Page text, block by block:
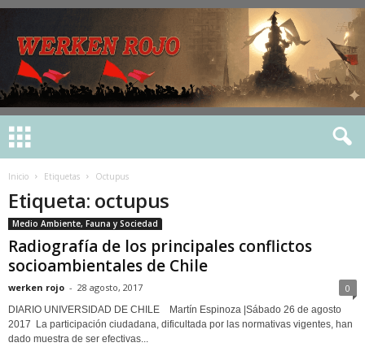
Inicio Etiquetas Octupus
Etiqueta: octupus
Medio Ambiente, Fauna y Sociedad
Radiografía de los principales conflictos
socioambientales de Chile
werken rojo - 28 agosto, 2017 0
DIARIO UNIVERSIDAD DE CHILE Martín Espinoza |Sábado 26 de agosto
2017 La participación ciudadana, dificultada por las normativas vigentes, han
dado muestra de ser efectivas...